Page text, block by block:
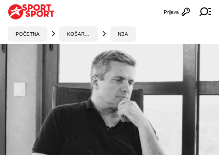
Otvori
Prijava
POČETNA NBA